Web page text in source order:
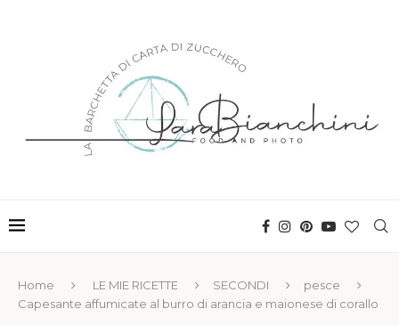
Home LE MIE RICETTE SECONDI
pesce
Capesante affumicate al burro di arancia e maionese di corallo